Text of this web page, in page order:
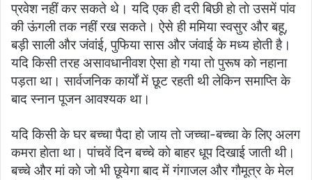
प्रवेश नहीं कर सकते थे। यदि एक ही दरी बिछी हाे ताे उसमें पांव
की ऊंगली तक नहीं रख सकते। ऐसे ही ममिया स्वसुर और बहू,
बड़ी साली और जंवांई, पुफिया सास और जंवाई के मध्य हाेती है।
यदि किसी तरह असावधानीवश ऐसा हाे गया ताे पुरूष काे नहाना
पड़ता था। सार्वजनिक कार्याें में छूट रहती थी लेकिन समाप्ति के
बाद स्नान पूजन आवश्यक था।
यदि किसी के घर बच्चा पैदा हाे जाय ताे जच्चा-बच्चा के लिए अलग
कमरा हाेता था। पांचवें दिन बच्चे काे बाहर धूप दिखाई जाती थी।
बच्चे और मां काे जाे भी छूयेगा बाद में गंगाजल और गाैमूत्र के मेल